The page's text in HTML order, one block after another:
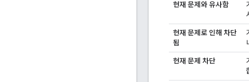
현재 문제와 유사함
현재 문제로 인해 차단
됨
현재 문제 차단